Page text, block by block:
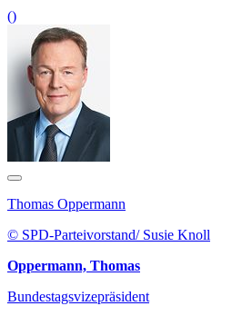
()
Thomas Oppermann
© SPD-Parteivorstand/ Susie Knoll
Oppermann, Thomas
Bundestagsvizepräsident